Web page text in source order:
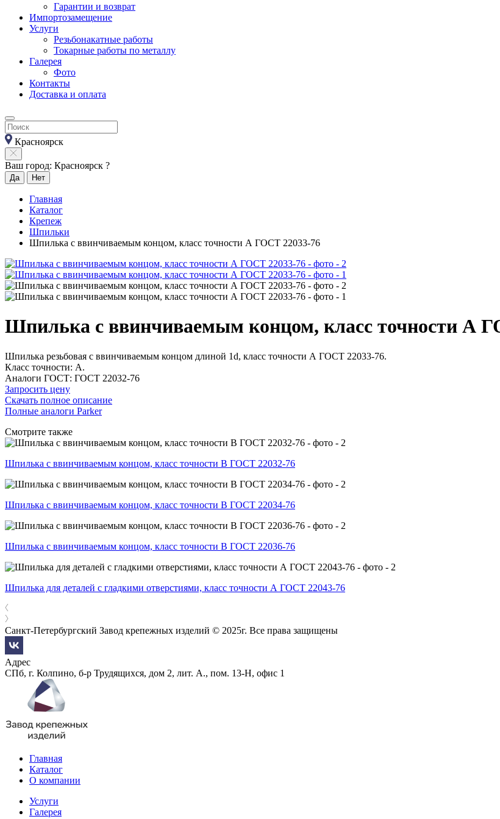
Гарантии и возврат
Импортозамещение
Услуги
Резьбонакатные работы
Токарные работы по металлу
Галерея
Фото
Контакты
Доставка и оплата
Красноярск
Ваш город: Красноярск ?
Да Нет
Главная
Каталог
Крепеж
Шпильки
Шпилька с ввинчиваемым концом, класс точности А ГОСТ 22033-76
Шпилька с ввинчиваемым концом, класс точности А
Шпилька резьбовая с ввинчиваемым концом длиной 1d, класс точности А ГОСТ 22033-76.
Класс точности: А.
Аналоги ГОСТ: ГОСТ 22032-76
Запросить цену
Скачать полное описание
Полные аналоги Parker
Смотрите также
Шпилька с ввинчиваемым концом, класс точности В ГОСТ 22032-76
Шпилька с ввинчиваемым концом, класс точности В ГОСТ 22034-76
Шпилька с ввинчиваемым концом, класс точности В ГОСТ 22036-76
Шпилька для деталей с гладкими отверстиями, класс точности А ГОСТ 22043-76
Санкт-Петербургский Завод крепежных изделий © 2025г. Все права защищены
Адрес
СПб, г. Колпино, б-р Трудящихся, дом 2, лит. А., пом. 13-Н, офис 1
Главная
Каталог
О компании
Услуги
Галерея